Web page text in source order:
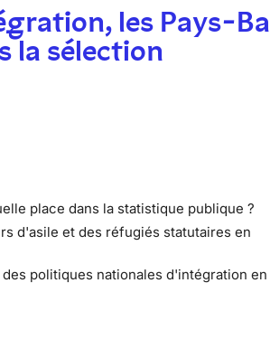
les Pays-
la sélection
place dans la statistique publique ?
d'asile et des réfugiés statutaires en
politiques nationales d'intégration en